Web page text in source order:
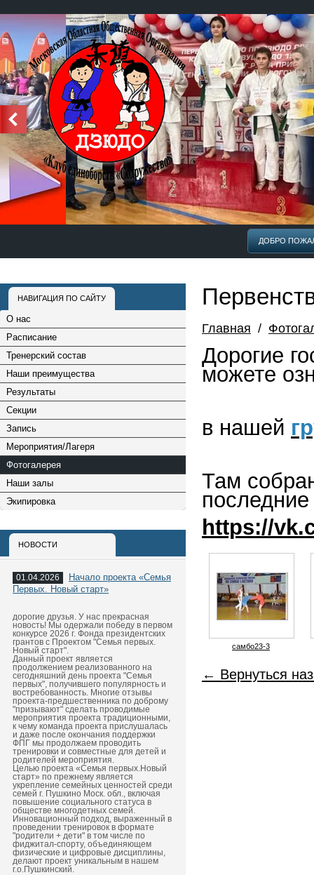
Едем в Калинград.
Золотая медаль на Первенстве ЦФО по ДЗЮДО и путевка на
г.Калинград. Пирова Ойша(тренер Орлов А.Б.)
ДОБРО
Главная /
Дорогие
можете
в нашей
Там
https://
самбо23-3
← Вернуться
НАВИГАЦИЯ ПО САЙТУ
О нас
Расписание
Тренерский состав
Наши преимущества
Результаты
Секции
Запись
Мероприятия/Лагеря
Фотогалерея
Наши залы
Экипировка
НОВОСТИ
01.04.2026
Начало проекта «Семья
Первых. Новый старт»
дорогие друзья. У нас прекрасная
новость! Мы одержали победу в первом
конкурсе 2026 г. Фонда президентских
грантов с Проектом "Семья первых.
Новый старт".
Данный проект является
продолжением реализованного на
сегодняшний день проекта "Семья
первых", получившего популярность и
востребованность. Многие отзывы
проекта-предшественника по доброму
"призывают" сделать проводимые
мероприятия проекта традиционными,
к чему команда проекта прислушалась
и даже после окончания поддержки
ФПГ мы продолжаем проводить
тренировки и совместные для детей и
родителей мероприятия.
Целью проекта «Семья первых.Новый
старт» по прежнему является
укрепление семейных ценностей среди
семей г. Пушкино Моск. обл., включая
повышение социального статуса в
обществе многодетных семей.
Инновационный подход, выраженный в
проведении тренировок в формате
"родители + дети" в том числе по
фиджитал-спорту, объединяющем
физические и цифровые дисциплины,
делают проект уникальным в нашем
г.о.Пушкинский.